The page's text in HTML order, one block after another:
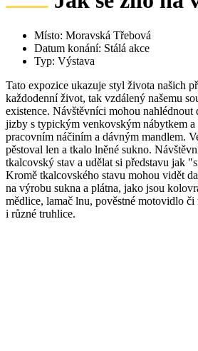
Místo: Moravská Třebová
Datum konání: Stálá akce
Typ: Výstava
Tato expozice ukazuje styl života našich
každodenní život, tak vzdálený našemu
existence. Návštěvníci mohou nahlédnout
jizby s typickým venkovským nábytkem a
pracovním náčiním a dávným mandlem.
pěstoval len a tkalo lněné sukno.
tkalcovský stav a udělat si představu jak
Kromě tkalcovského stavu mohou vidět
na výrobu sukna a plátna, jako jsou
mědlice, lamač lnu, pověstné motovidlo
i různé truhlice.